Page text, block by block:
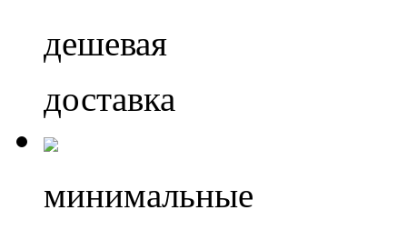
дешевая
доставка
минимальные